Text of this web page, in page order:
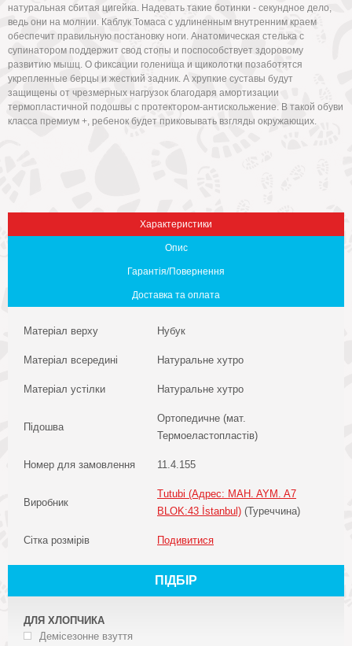
натуральная сбитая цигейка. Надевать такие ботинки - секундное дело,
ведь они на молнии. Каблук Томаса с удлиненным внутренним краем
обеспечит правильную постановку ноги. Анатомическая стелька с
супинатором поддержит свод стопы и поспособствует здоровому
развитию мышц. О фиксации голенища и щиколотки позаботятся
укрепленные берцы и жесткий задник. А хрупкие суставы будут
защищены от чрезмерных нагрузок благодаря амортизации
термопластичной подошвы с протектором-антискольжение. В такой обуви
класса премиум +, ребенок будет приковывать взгляды окружающих.
Характеристики
Опис
Гарантія/Повернення
Доставка та оплата
Матеріал верху Нубук
Матеріал всередині Натуральне хутро
Матеріал устілки Натуральне хутро
Підошва
Ортопедичне (мат.
Термоеластопластів)
Номер для замовлення 11.4.155
Виробник
Tutubi (Адрес: MAH. AYM. A7
BLOK:43 İstanbul) (Туреччина)
Сітка розмірів Подивитися
ПІДБІР
ДЛЯ ХЛОПЧИКА
Демісезонне взуття